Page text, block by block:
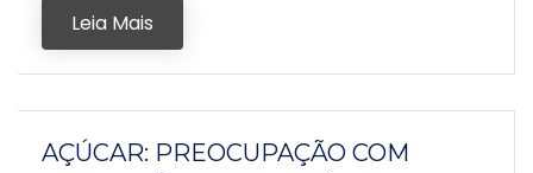
Leia Mais
AÇÚCAR: PREOCUPAÇÃO COM